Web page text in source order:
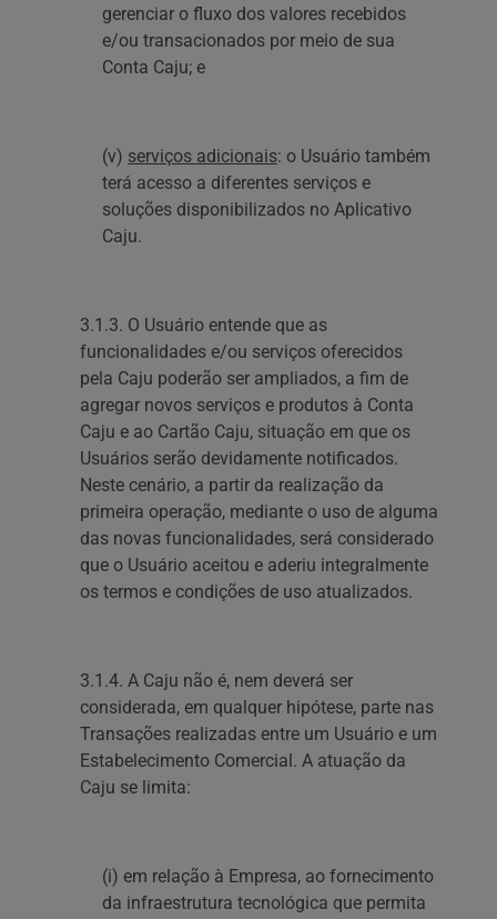
gerenciar o fluxo dos valores recebidos
e/ou transacionados por meio de sua
Conta Caju; e
(v) serviços adicionais: o Usuário também
terá acesso a diferentes serviços e
soluções disponibilizados no Aplicativo
Caju.
3.1.3. O Usuário entende que as
funcionalidades e/ou serviços oferecidos
pela Caju poderão ser ampliados, a fim de
agregar novos serviços e produtos à Conta
Caju e ao Cartão Caju, situação em que os
Usuários serão devidamente notificados.
Neste cenário, a partir da realização da
primeira operação, mediante o uso de alguma
das novas funcionalidades, será considerado
que o Usuário aceitou e aderiu integralmente
os termos e condições de uso atualizados.
3.1.4. A Caju não é, nem deverá ser
considerada, em qualquer hipótese, parte nas
Transações realizadas entre um Usuário e um
Estabelecimento Comercial. A atuação da
Caju se limita:
(i) em relação à Empresa, ao fornecimento
da infraestrutura tecnológica que permita